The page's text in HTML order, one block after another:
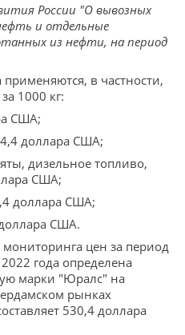
России "О вывозных
и отдельные
из нефти, на период
в частности,
1000 кг:
США;
доллара США;
дизельное топливо,
США;
доллара США;
США.
мониторинга цен за период
2022 года определена
марки "Юралс" на
рынках
530,4 доллара